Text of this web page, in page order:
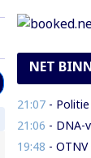
NET
21:07- Politie grijpt
21:06 - DNA-
19:48 - OTNV BIEDT IN